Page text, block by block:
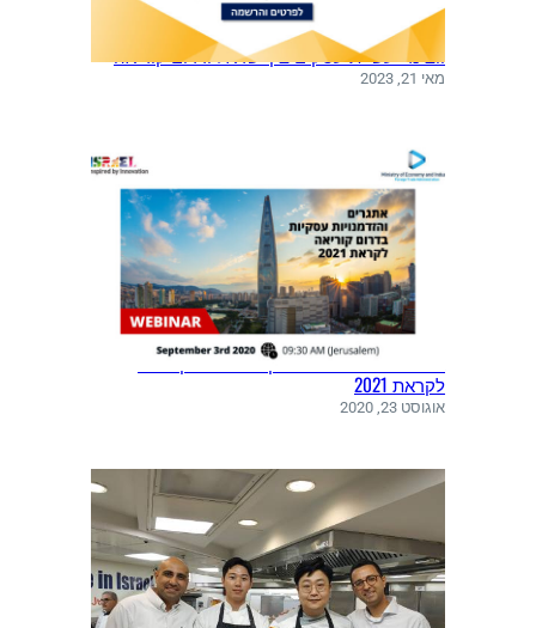
י
א
ו
ל
א
ב
י
ב
וובינר: עשיית עסקים בין ישראל ודרום קוריאה
מאי 21, 2023
אתגרים והזדמנויות עסקיות בדרום קוריאה
לקראת 2021
אוגוסט 23, 2020